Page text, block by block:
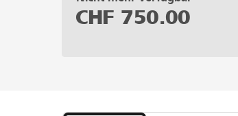
CHF 750.00